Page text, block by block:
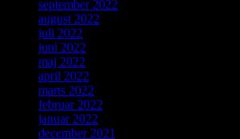
september 2022
august 2022
juli 2022
juni 2022
maj 2022
april 2022
marts 2022
februar 2022
januar 2022
december 2021